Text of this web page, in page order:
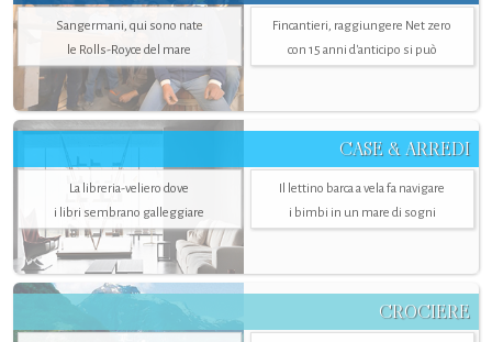
Sangermani, qui sono nate
le Rolls-Royce del mare
Fincantieri, raggiungere Net zero
con 15 anni d'anticipo si può
CASE & ARREDI
La libreria-veliero dove
i libri sembrano galleggiare
Il lettino barca a vela fa navigare
i bimbi in un mare di sogni
CROCIERE